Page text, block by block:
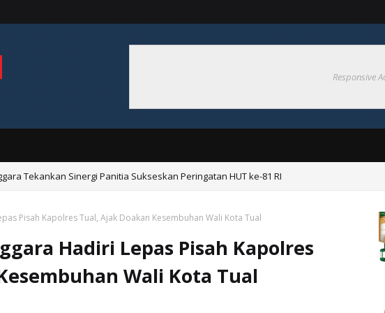
Responsive
Tekankan Sinergi Panitia Sukseskan Peringatan HUT ke-81 RI
Pisah Kapolres Tual, Ajak Doakan Kesembuhan Wali Kota Tual
Hadiri Lepas Pisah Kapolres
Wali Kota Tual